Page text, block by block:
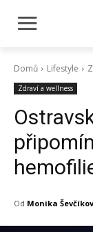
Domů Lifestyle
Zdraví a wellness
Od Monika